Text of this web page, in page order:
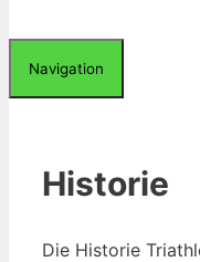
Navigation
Historie
Die Historie